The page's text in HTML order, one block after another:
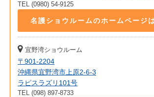
TEL (0980) 54-9125
名護ショウルームのホームページ
宜野湾ショウルーム
〒901-2204
沖縄県宜野湾市上原2-6-3
ラピスラズリ101号
TEL (098) 897-8733